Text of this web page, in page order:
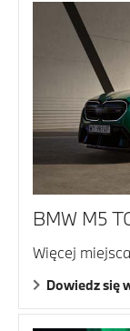
BMW M5
Więcej
Dowiedz się